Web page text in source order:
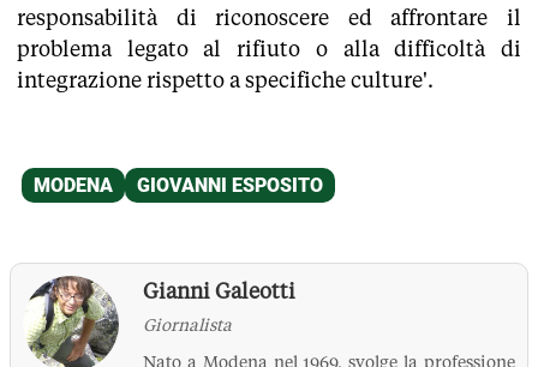
responsabilità di riconoscere ed affrontare il
problema legato al rifiuto o alla difficoltà di
integrazione rispetto a specifiche culture'.
Gianni Galeotti
Giornalista
Nato a Modena nel 1969, svolge la professione